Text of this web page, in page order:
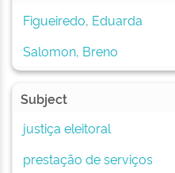
Figueiredo, Eduarda
Salomon, Breno
Subject
justiça eleitoral
prestação de serviços